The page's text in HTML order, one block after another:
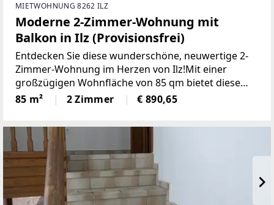
MIETWOHNUNG 8262 ILZ
Moderne 2-Zimmer-Wohnung mit
Balkon in Ilz (Provisionsfrei)
Entdecken Sie diese wunderschöne, neuwertige 2-
Zimmer-Wohnung im Herzen von Ilz!Mit einer
großzügigen Wohnfläche von 85 qm bietet diese
Wohnung den idealen Raumfür Singles oder Paare.
Die lichtdurchfluteten Räume überzeugen durch
85 m² 2 Zimmer € 890,65